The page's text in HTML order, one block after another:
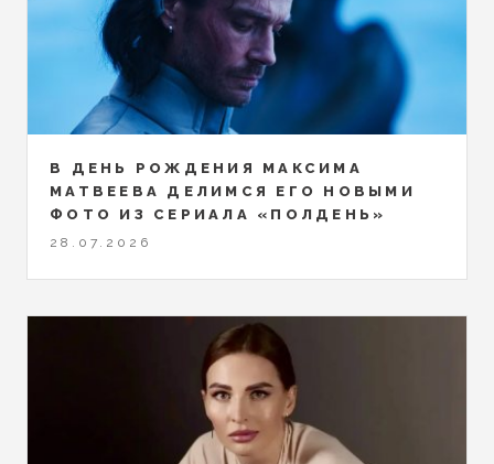
В ДЕНЬ РОЖДЕНИЯ МАКСИМА
МАТВЕЕВА ДЕЛИМСЯ ЕГО НОВЫМИ
ФОТО ИЗ СЕРИАЛА «ПОЛДЕНЬ»
28.07.2026